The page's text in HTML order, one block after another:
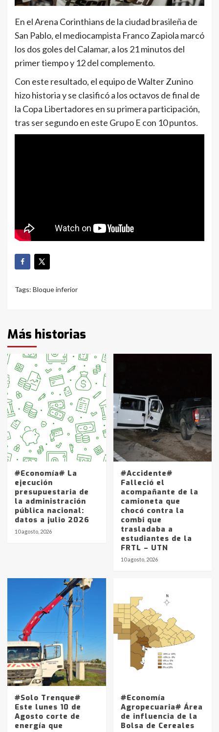
En el Arena Corinthians de la ciudad brasileña de
San Pablo, el mediocampista Franco Zapiola marcó
los dos goles del Calamar, a los 21 minutos del
primer tiempo y 12 del complemento.
Con este resultado, el equipo de Walter Zunino
hizo historia y se clasificó a los octavos de final de
la Copa Libertadores en su primera participación,
tras ser segundo en este Grupo E con 10 puntos.
Tags: Bloque inferior
Más historias
#Economía# La
ejecución
presupuestaria de
la administración
pública nacional:
datos a julio 2026
10 agosto, 2026
#Accidente#
Falleció el
acompañante de la
camioneta que
chocó contra la
combi que
trasladaba a
estudiantes de la
FRTL – UTN
10 agosto, 2026
#Solo Trenque#
Este lunes 10 de
Agosto corte de
energía que
#Economía
Agropecuaria# Área
de influencia de la
Bolsa de Cereales